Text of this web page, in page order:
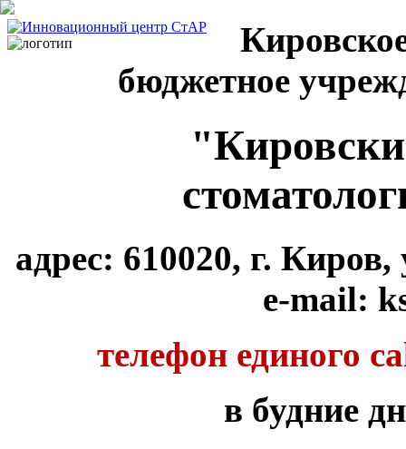
бюджетное
адрес: 610020, г.
e-mail:
телефон единого
в будние